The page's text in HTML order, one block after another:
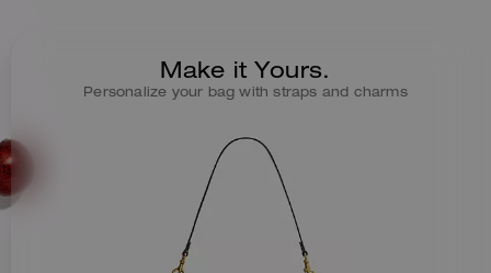
desenfadado modelo 26 cuenta
con un bolsillo exterior con
imprescindibles siempre a mano
y dos correas desmontables
para llevarlo en la mano, como
bolso de hombro corto o
cruzado.
Make it Yours.
Personalize your bag with straps and charms